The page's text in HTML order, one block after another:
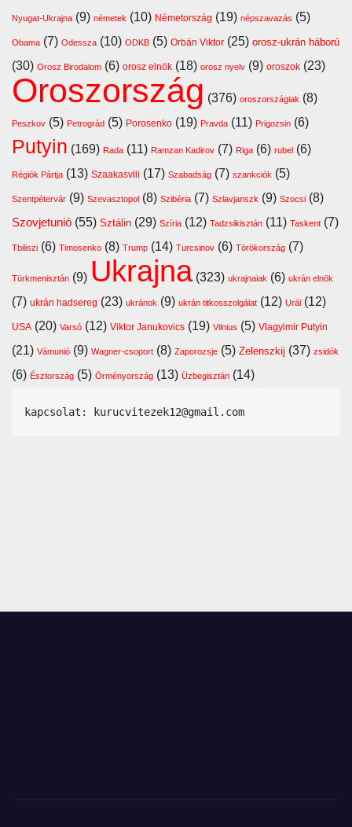
Nyugat-Ukrajna (9) németek (10) Németország (19) népszavazás (5)
Obama (7) Odessza (10) ODKB (5) Orbán Viktor (25) orosz-ukrán háború
(30) Orosz Birodalom (6) orosz elnök (18) orosz nyelv (9) oroszok (23)
Oroszország (376) oroszországiak (8)
Peszkov (5) Petrográd (5) Porosenko (19) Pravda (11) Prigozsin (6)
Putyin (169) Rada (11) Ramzan Kadirov (7) Riga (6) rubel (6)
Régiók Pártja (13) Szaakasvili (17) Szabadság (7) szankciók (5)
Szentpétervár (9) Szevasztopol (8) Szibéria (7) Szlavjanszk (9) Szocsi (8)
Szovjetunió (55) Sztálin (29) Szíria (12) Tadzsikisztán (11) Taskent (7)
Tbiliszi (6) Timosenko (8) Trump (14) Turcsinov (6) Törökország (7)
Türkmenisztán (9) Ukrajna(323) ukrajnaiak (6) ukrán elnök
(7) ukrán hadsereg (23) ukránok (9) ukrán titkosszolgálat (12) Urál (12)
USA (20) Varsó (12) Viktor Janukovics (19) Vilnius (5) Vlagyimir Putyin
(21) Vámunió (9) Wagner-csoport (8) Zaporozsje (5) Zelenszkij (37) zsidók
(6) Észtország (5) Örményország (13) Üzbegisztán (14)
kapcsolat: kurucvitezek12@gmail.com